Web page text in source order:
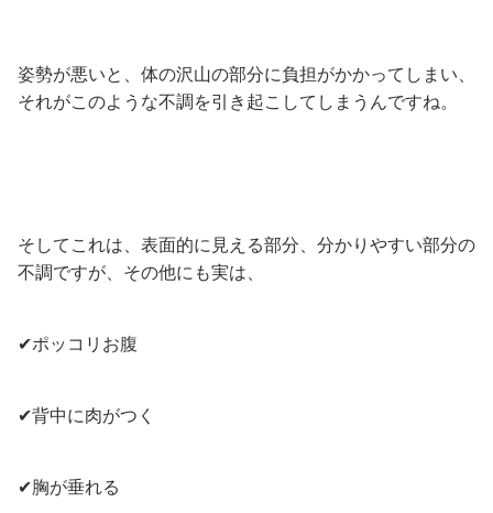
姿勢が悪いと、体の沢山の部分に負担がかかってしまい、
それがこのような不調を引き起こしてしまうんですね。
そしてこれは、表面的に見える部分、分かりやすい部分の
不調ですが、その他にも実は、
✔ポッコリお腹
✔背中に肉がつく
✔胸が垂れる